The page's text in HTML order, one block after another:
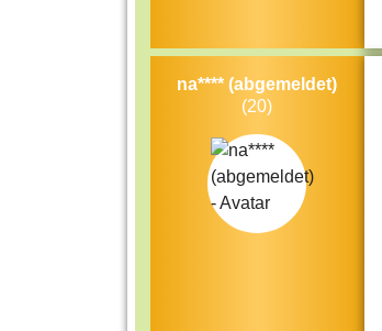
na**** (abgemeldet)
(20)